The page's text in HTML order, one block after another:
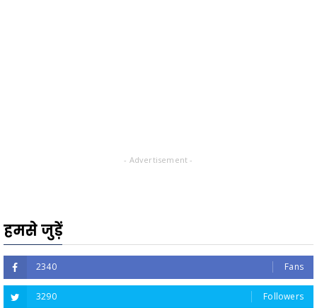
- Advertisement -
हमसे जुड़ें
2340 Fans
3290 Followers